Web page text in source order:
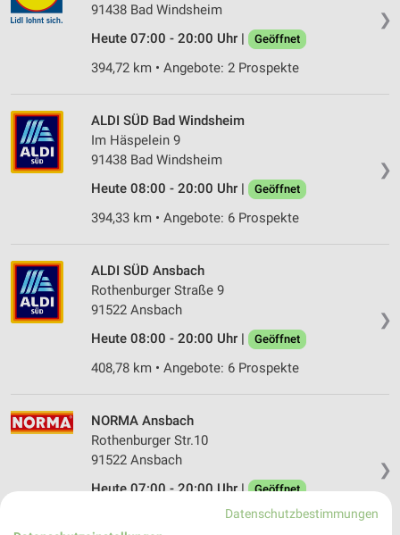
❯
91438 Bad Windsheim
Heute 07:00 - 20:00 Uhr |
Geöffnet
394,72 km • Angebote: 2 Prospekte
❯
ALDI SÜD Bad Windsheim
Im Häspelein 9
91438 Bad Windsheim
Heute 08:00 - 20:00 Uhr |
Geöffnet
394,33 km • Angebote: 6 Prospekte
❯
ALDI SÜD Ansbach
Rothenburger Straße 9
91522 Ansbach
Heute 08:00 - 20:00 Uhr |
Geöffnet
408,78 km • Angebote: 6 Prospekte
❯
NORMA Ansbach
Rothenburger Str.10
91522 Ansbach
Heute 07:00 - 20:00 Uhr | Geöffnet
408,69 km • Angebote: 4 ProspekteDatenschutzbestimmungen